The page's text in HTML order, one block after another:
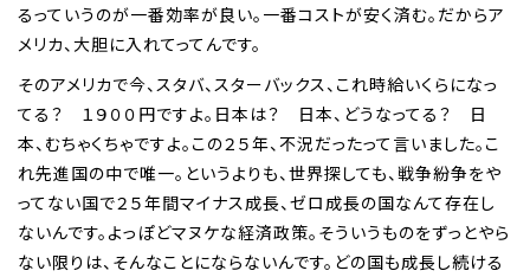
るっていうのが一番効率が良い。一番コストが安く済む。だからア
メリカ、大胆に入れてってんです。
そのアメリカで今、スタバ、スターバックス、これ時給いくらになっ
てる？ １９００円ですよ。日本は？ 日本、どうなってる？ 日
本、むちゃくちゃですよ。この２５年、不況だったって言いました。こ
れ先進国の中で唯一。というよりも、世界探しても、戦争紛争をや
ってない国で２５年間マイナス成長、ゼロ成長の国なんて存在し
ないんです。よっぽどマヌケな経済政策。そういうものをずっとやら
ない限りは、そんなことにならないんです。どの国も成長し続ける